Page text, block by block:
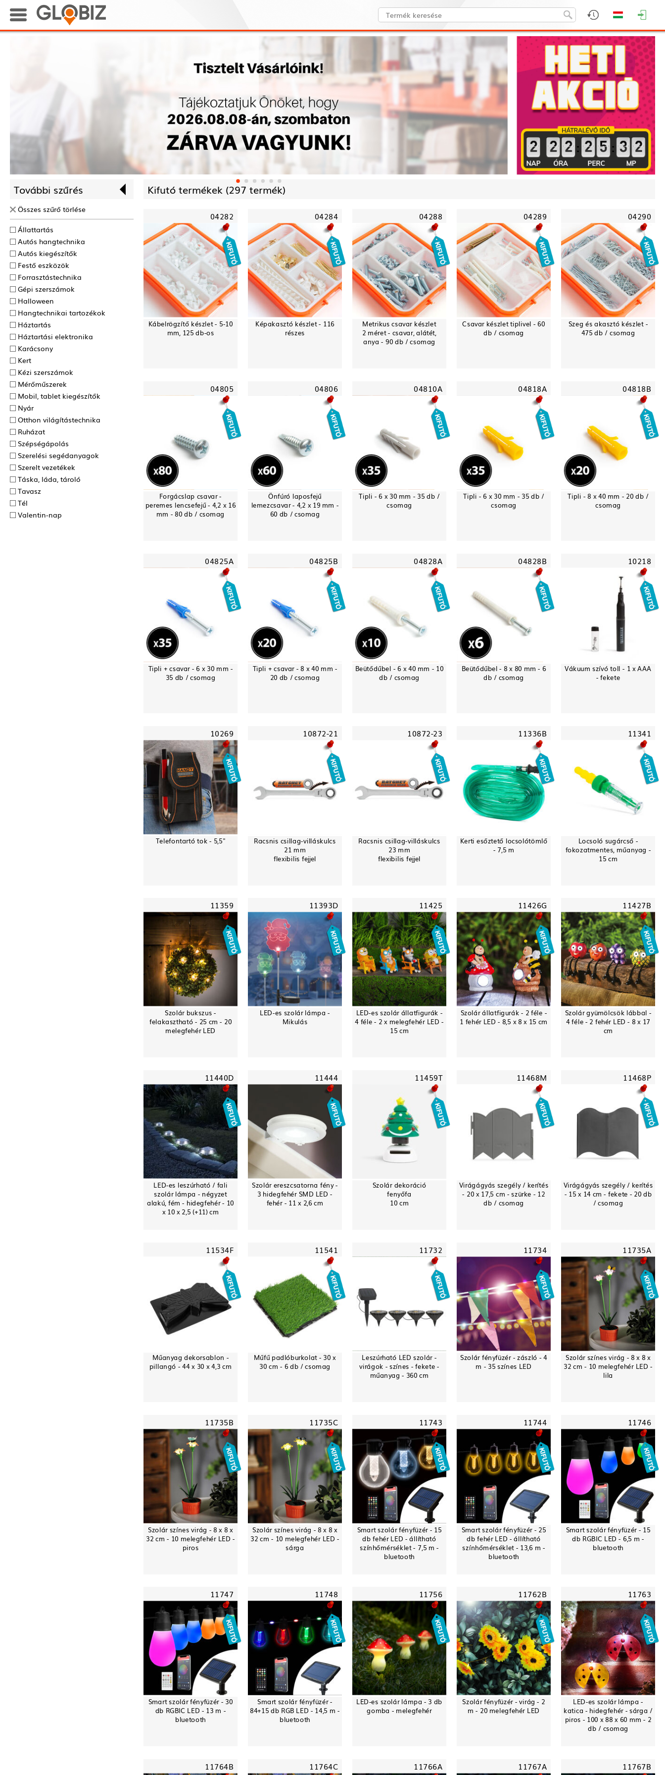
: :
További szűrés
Összes szűrő törlése
Állattartás
Autós hangtechnika
Autós kiegészítők
Festő eszközök
Forrasztás­technika
Gépi szerszámok
Halloween
Hangtechnikai tartozékok
Háztartás
Háztartási elektronika
Karácsony
Kert
Kézi szerszámok
Mérőműszerek
Mobil, tablet kiegészítők
Nyár
Otthon világítástechnika
Ruházat
Szépségápolás
Szerelési segédanyagok
Szerelt vezetékek
Táska, láda, tároló
Tavasz
Tél
Valentin-nap
Kifutó termékek (297 termék)
04282
Kábelrögzítő készlet - 5-10
mm, 125 db-os
04284
Képakasztó készlet - 116
részes
04288
Metrikus csavar készlet
2 méret - csavar, alátét,
anya - 90 db / csomag
04289
Csavar készlet tiplivel - 60
db / csomag
04290
Szeg és akasztó készlet -
475 db / csomag
04805
Forgácslap csavar -
peremes lencsefejű - 4,2 x 16
mm - 80 db / csomag
04806
Önfúró laposfejű
lemezcsavar - 4,2 x 19 mm -
60 db / csomag
04810A
Tipli - 6 x 30 mm - 35 db /
csomag
04818A
Tipli - 6 x 30 mm - 35 db /
csomag
04818B
Tipli - 8 x 40 mm - 20 db /
csomag
04825A
Tipli + csavar - 6 x 30 mm -
35 db / csomag
04825B
Tipli + csavar - 8 x 40 mm -
20 db / csomag
04828A
Beütődűbel - 6 x 40 mm - 10
db / csomag
04828B
Beütődűbel - 8 x 80 mm - 6
db / csomag
10218
Vákuum szívó toll - 1 x AAA
- fekete
10269
Telefontartó tok - 5,5"
10872-21
Racsnis csillag-villáskulcs
21 mm
flexibilis fejjel
10872-23
Racsnis csillag-villáskulcs
23 mm
flexibilis fejjel
11336B
Kerti esőztető locsolótömlő
- 7,5 m
11341
Locsoló sugárcső -
fokozatmentes, műanyag -
15 cm
11359
Szolár bukszus -
felakasztható - 25 cm - 20
melegfehér LED
11393D
LED-es szolár lámpa -
Mikulás
11425
LED-es szolár állatfigurák -
4 féle - 2 x melegfehér LED -
15 cm
11426G
Szolár állatfigurák - 2 féle -
1 fehér LED - 8,5 x 8 x 15 cm
11427B
Szolár gyümölcsök lábbal -
4 féle - 2 fehér LED - 8 x 17
cm
11440D
LED-es leszúrható / fali
szolár lámpa - négyzet
alakú, fém - hidegfehér - 10
x 10 x 2,5 (+11) cm
11444
Szolár ereszcsatorna fény -
3 hidegfehér SMD LED -
fehér - 11 x 2,6 cm
11459T
Szolár dekoráció
fenyőfa
10 cm
11468M
Virágágyás szegély / kerítés
- 20 x 17,5 cm - szürke - 12
db / csomag
11468P
Virágágyás szegély / kerítés
- 15 x 14 cm - fekete - 20 db
/ csomag
11534F
Műanyag dekorsablon -
pillangó - 44 x 30 x 4,3 cm
11541
Műfű padlóburkolat - 30 x
30 cm - 6 db / csomag
11732
Leszúrható LED szolár -
virágok - színes - fekete -
műanyag - 360 cm
11734
Szolár fényfüzér - zászló - 4
m - 35 színes LED
11735A
Szolár színes virág - 8 x 8 x
32 cm - 10 melegfehér LED -
lila
11735B
Szolár színes virág - 8 x 8 x
32 cm - 10 melegfehér LED -
piros
11735C
Szolár színes virág - 8 x 8 x
32 cm - 10 melegfehér LED -
sárga
11743
Smart szolár fényfüzér - 15
db fehér LED - állítható
színhőmérséklet - 7,5 m -
bluetooth
11744
Smart szolár fényfüzér - 25
db fehér LED - állítható
színhőmérséklet - 13,6 m -
bluetooth
11746
Smart szolár fényfüzér - 15
db RGBIC LED - 6,5 m -
bluetooth
11747
Smart szolár fényfüzér - 30
db RGBIC LED - 13 m -
bluetooth
11748
Smart szolár fényfüzér -
84+15 db RGB LED - 14,5 m -
bluetooth
11756
LED-es szolár lámpa - 3 db
gomba - melegfehér
11762B
Szolár fényfüzér - virág - 2
m - 20 melegfehér LED
11763
LED-es szolár lámpa -
katica - hidegfehér - sárga /
piros - 100 x 88 x 60 mm - 2
db / csomag
11764B 11764C 11766A 11767A 11767B